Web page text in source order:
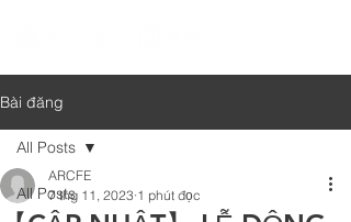
Bài đăng
All Posts
All Posts
ARCFE
7 thg 11, 2023 1 phút đọc